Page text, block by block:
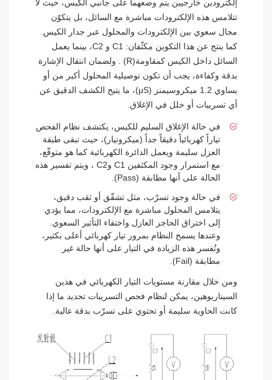
إلكترودين خارجيين يتم وضعهما على جانبي الكيس، حيث لا
تتلامس هذه الإلكترودات مباشرة مع السائل، بل يتكوّن
مجال سعوي بين الإلكترودات والمحلول عبر جدار الكيس.
كما ينتج عن هذا التكوين مكثّفان: C1 و C2، بينما يعمل
السائل داخل الكيس كمقاومة(R) . ولضمان انتقال الإشارة
بدقة وكفاءة، يجب أن تكون توصيلية المحلول أكبر من أو
يساوي 1.2 ميكروسيمنز (μS)، ما يتيح الكشف الدقيق عن
أي تسريبات أو خلل في الإغلاق.
في حالة الإغلاق السليم للكيس، يكتشف نظام الفحص
تياراً كهربائياً دقيقاً جداً (ميكروتيار)، حيث تبقى طبقة
العزل سليمة ويعمل الدائرة الكهربائية كما هو متوقّع،
مع استمرار وجود المكثفين C1 وC2 ، ويتم تفسير هذه
الحالة على أنها مطابقة (Pass).
في حالة وجود تسرّب، مثل تشقّق أو ثقب دقيق،
يتلامس المحلول مباشرة مع الإلكترودات، مما يؤدي
إلى اختراق الحاجز العازل واختفاء التأثير السعوي.
وعندها يسمح النظام بمرور تيار كهربائي أعلى بكثير،
وتُفسر هذه الزيادة في التيار على أنها حالة غير
مطابقة (Fail).
ومن خلال مقارنة مستويات التيار الكهربائي في هذين
السيناريوهين، يمكن لنظام فحص التسريبات تحديد ما إذا
كانت الحاوية سليمة أو تحتوي على تسرّب بدقة عالية.